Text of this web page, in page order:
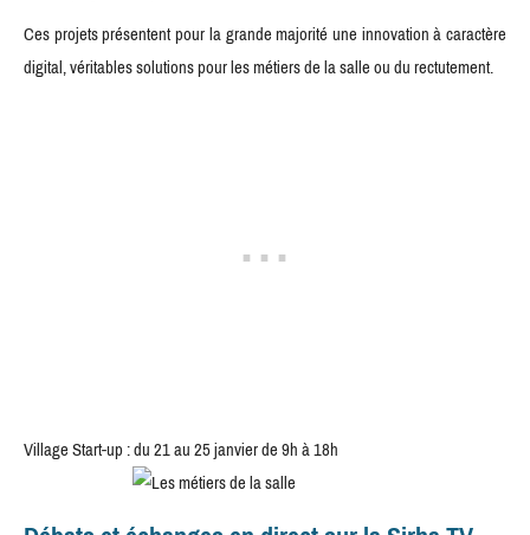
Ces projets présentent pour la grande majorité une innovation à caractère
digital, véritables solutions pour les métiers de la salle ou du rectutement.
Village Start-up : du 21 au 25 janvier de 9h à 18h